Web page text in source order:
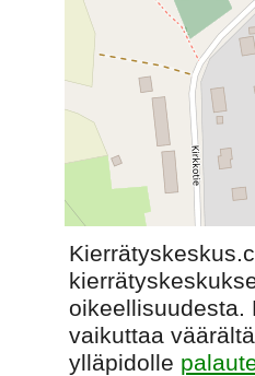
oikeellisuudesta.
vaikuttaa
ylläpidolle